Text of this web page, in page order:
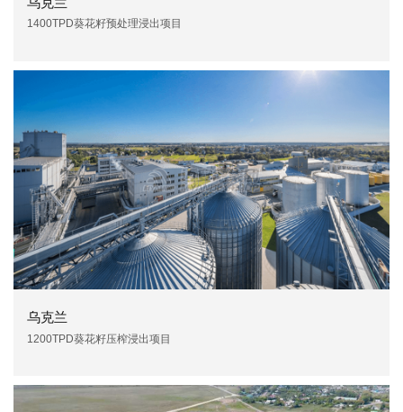
1400TPD葵花籽预处理浸出项目
乌克兰
1200TPD葵花籽压榨浸出项目